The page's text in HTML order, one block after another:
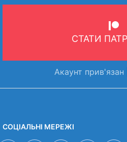
СТАТИ
Акаунт прив'язан |
СОЦІАЛЬНІ МЕРЕЖІ